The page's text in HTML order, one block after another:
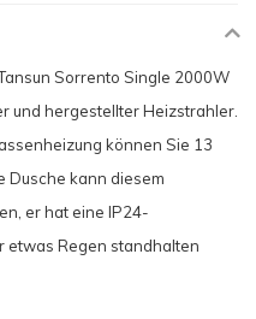
Sorrento Single 2000W
und hergestellter Heizstrahler.
können Sie 13
Dusche kann diesem
er hat eine IP24-
etwas Regen standhalten